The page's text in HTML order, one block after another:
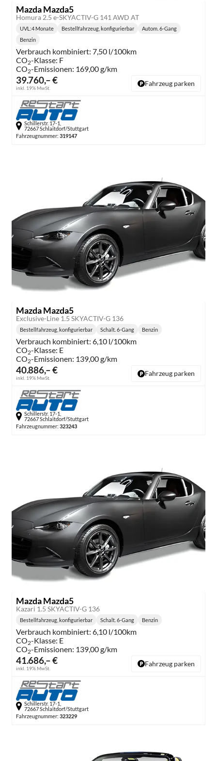
Mazda Mazda5
Homura 2.5 e-SKYACTIV-G 141 AWD AT
39.760,– €
inkl. 19% MwSt.
Lieferzeit:
UVL :4 Monate Bestellfahrzeug, konfigurierbar
Getriebe:
Autom. 6-Gang
Kraftstoff:
Benzin
Verbrauch kombiniert: 7,50 l/100km
CO2-Klasse: F
CO2-Emissionen: 169,00 g/km
Fahrzeug parken
Schillerstr. 17-1,
72667 Schlaitdorf/Stuttgart
Fahrzeugnummer: 319147
Mazda Mazda5
Exclusive-Line 1.5 SKYACTIV-G 136
40.886,– €
inkl. 19% MwSt.
Bestellfahrzeug, konfigurierbar
Getriebe:
Schalt. 6-Gang Benzin
Verbrauch kombiniert: 6,10 l/100km
CO2-Klasse: E
CO2-Emissionen: 139,00 g/km
Fahrzeug parken
Schillerstr. 17-1,
72667 Schlaitdorf/Stuttgart
Fahrzeugnummer: 323243
Mazda Mazda5
Kazari 1.5 SKYACTIV-G 136
41.686,– €
inkl. 19% MwSt.
Bestellfahrzeug, konfigurierbar
Getriebe:
Schalt. 6-Gang
Kraftstoff:
Benzin
Verbrauch kombiniert: 6,10 l/100km
CO2-Klasse: E
CO2-Emissionen: 139,00 g/km
Fahrzeug parken
Schillerstr. 17-1,
72667 Schlaitdorf/Stuttgart
Fahrzeugnummer: 323229